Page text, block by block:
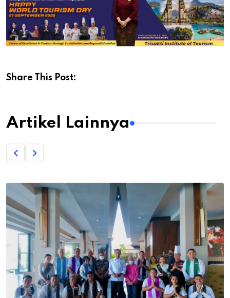
Share This Post:
Artikel Lainnya